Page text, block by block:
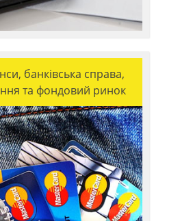
банківська справа,
та фондовий ринок